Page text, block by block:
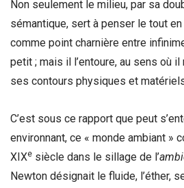
Non seulement le milieu, par sa
sémantique, sert à penser le tout en
comme point charnière entre
petit ; mais il l’entoure, au sens où
ses contours physiques et
C’est sous ce rapport que peut
environnant, ce « monde ambiant »
XIXe siècle dans le sillage de l’
Newton désignait le fluide, l’éther,